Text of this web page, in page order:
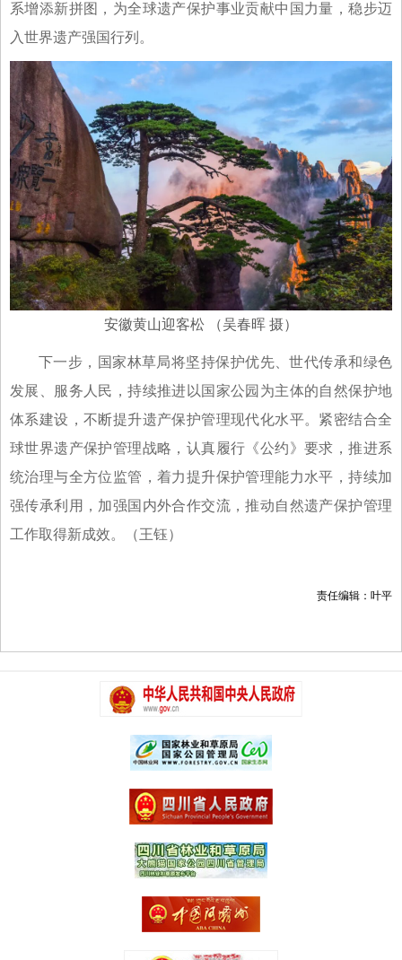
系增添新拼图，为全球遗产保护事业贡献中国力量，稳步迈
入世界遗产强国行列。
安徽黄山迎客松 （吴春晖 摄）
下一步，国家林草局将坚持保护优先、世代传承和绿色
发展、服务人民，持续推进以国家公园为主体的自然保护地
体系建设，不断提升遗产保护管理现代化水平。紧密结合全
球世界遗产保护管理战略，认真履行《公约》要求，推进系
统治理与全方位监管，着力提升保护管理能力水平，持续加
强传承利用，加强国内外合作交流，推动自然遗产保护管理
工作取得新成效。（王钰）
责任编辑：叶平